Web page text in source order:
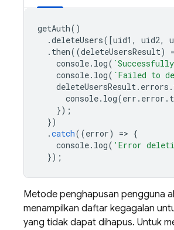
getAuth()
.deleteUsers([uid1 , uid2,
. then((deleteUsersResult) =
console. log(
console. log( `Failed to
deleteUsersResult. errors .
console. log(err . error .
});
})
.catch((error) => {
console. log( 'Error
});
Metode penghapusan pengguna
menampilkan daftar kegagalan
yang tidak dapat dihapus. Untuk